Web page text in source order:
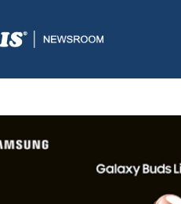
>SUPPLIERS> PREDSTAVLJAMO